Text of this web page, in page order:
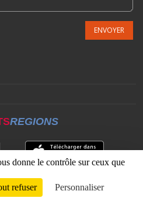
ENVOYER
REGIONS
CONNEXION
donne le contrôle sur ceux que
refuser Personnaliser